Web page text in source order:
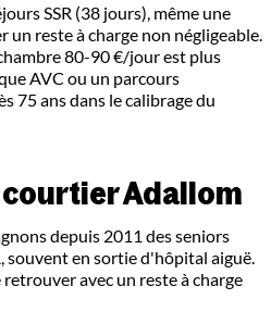
SSR (38 jours), même une
reste à charge non négligeable.
80-90 €/jour est plus
AVC ou un parcours
75 ans dans le calibrage du
courtier Adallom
depuis 2011 des seniors
souvent en sortie d'hôpital aiguë.
avec un reste à charge